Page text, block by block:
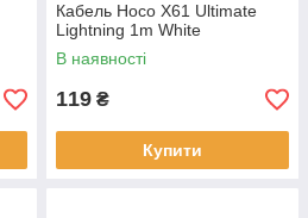
Кабель Hoco X61 Ultimate
Lightning 1m White
В наявності
119 ₴
Купити